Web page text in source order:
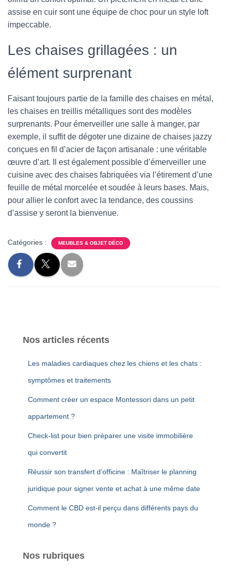
assise en cuir sont une équipe de choc pour un style loft
impeccable.
Les chaises grillagées : un
élément surprenant
Faisant toujours partie de la famille des chaises en métal,
les chaises en treillis métalliques sont des modèles
surprenants. Pour émerveiller une salle à manger, par
exemple, il suffit de dégoter une dizaine de chaises jazzy
conçues en fil d’acier de façon artisanale : une véritable
œuvre d’art. Il est également possible d’émerveiller une
cuisine avec des chaises fabriquées via l’étirement d’une
feuille de métal morcelée et soudée à leurs bases. Mais,
pour allier le confort avec la tendance, des coussins
d’assise y seront la bienvenue.
Catégories : MEUBLES & OBJET DÉCO
Nos articles récents
Les maladies cardiaques chez les chiens et les chats :
symptômes et traitements
Comment créer un espace Montessori dans un petit
appartement ?
Check-list pour bien préparer une visite immobilière
qui convertit
Réussir son transfert d’officine : Maîtriser le planning
juridique pour signer vente et achat à une même date
Comment le CBD est-il perçu dans différents pays du
monde ?
Nos rubriques